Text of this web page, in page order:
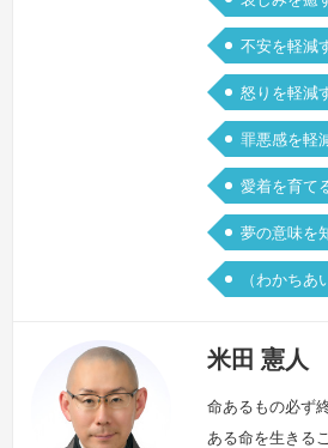
不安を軽減
怒りを軽減
罪悪感を軽
愛着を育て
夢の意味を
（わかちあ
米田 憲人
命あるもの必ず
ある命を生きる